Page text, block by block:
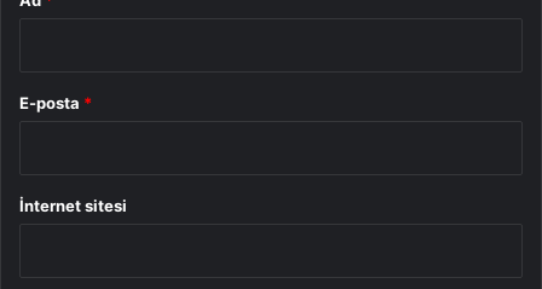
E-posta *
İnternet sitesi